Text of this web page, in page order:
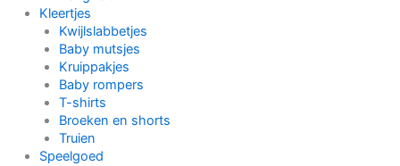
Kleertjes
Kwijlslabbetjes
Baby mutsjes
Kruippakjes
Baby rompers
T-shirts
Broeken en shorts
Truien
Speelgoed